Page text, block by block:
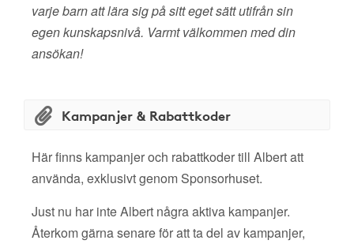
varje barn att lära sig på sitt eget sätt utifrån sin
egen kunskapsnivå. Varmt välkommen med din
ansökan!
Kampanjer & Rabattkoder
Här finns kampanjer och rabattkoder till Albert att
använda, exklusivt genom Sponsorhuset.
Just nu har inte Albert några aktiva kampanjer.
Återkom gärna senare för att ta del av kampanjer,